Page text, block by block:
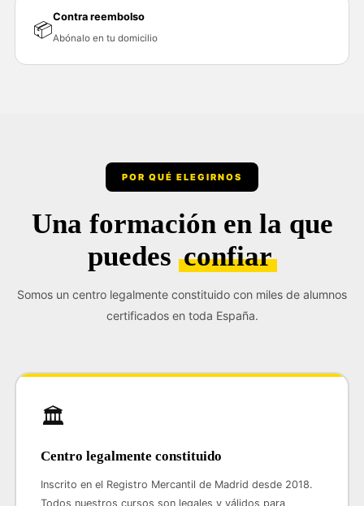
📦
Contra reembolso
Abónalo en tu domicilio
POR QUÉ ELEGIRNOS
Una formación en la que
puedes confiar
Somos un centro legalmente constituido con miles de alumnos
certificados en toda España.
🏛️
Centro legalmente constituido
Inscrito en el Registro Mercantil de Madrid desde 2018.
Todos nuestros cursos son legales y válidos para